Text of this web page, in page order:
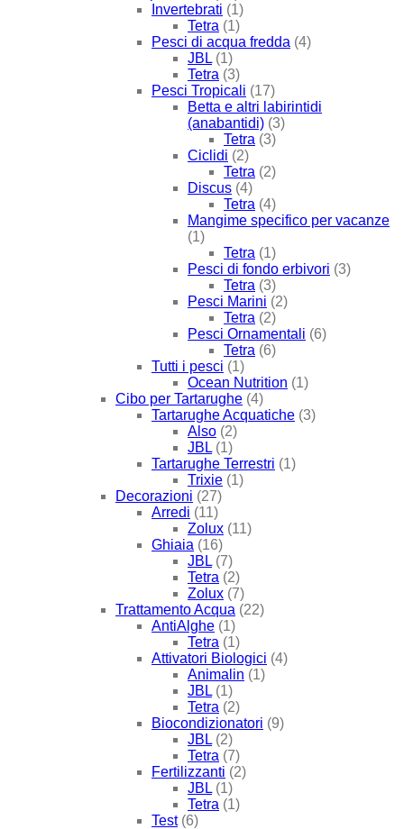
Invertebrati (1)
Tetra (1)
Pesci di acqua fredda (4)
JBL (1)
Tetra (3)
Pesci Tropicali (17)
Betta e altri labirintidi
(anabantidi) (3)
Tetra (3)
Ciclidi (2)
Tetra (2)
Discus (4)
Tetra (4)
Mangime specifico per vacanze
(1)
Tetra (1)
Pesci di fondo erbivori (3)
Tetra (3)
Pesci Marini (2)
Tetra (2)
Pesci Ornamentali (6)
Tetra (6)
Tutti i pesci (1)
Ocean Nutrition (1)
Cibo per Tartarughe (4)
Tartarughe Acquatiche (3)
Also (2)
JBL (1)
Tartarughe Terrestri (1)
Trixie (1)
Decorazioni (27)
Arredi (11)
Zolux (11)
Ghiaia (16)
JBL (7)
Tetra (2)
Zolux (7)
Trattamento Acqua (22)
AntiAlghe (1)
Tetra (1)
Attivatori Biologici (4)
Animalin (1)
JBL (1)
Tetra (2)
Biocondizionatori (9)
JBL (2)
Tetra (7)
Fertilizzanti (2)
JBL (1)
Tetra (1)
Test (6)